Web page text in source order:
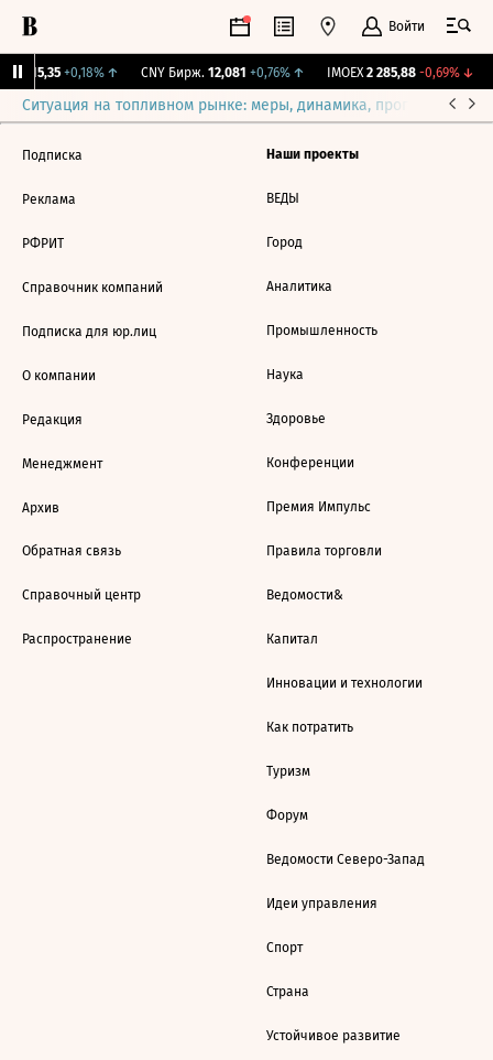
Войти
115,35 +0,18%↑ CNY Бирж. 12,081 +0,76%↑ IMOEX 2 285,88 -0,69%↓
Ситуация на топливном рынке: меры, динамика, прогнозы
Подписка
Реклама
РФРИТ
Справочник компаний
Подписка для юр.лиц
О компании
Редакция
Менеджмент
Архив
Обратная связь
Справочный центр
Распространение
Наши проекты
ВЕДЫ
Город
Аналитика
Промышленность
Наука
Здоровье
Конференции
Премия Импульс
Правила торговли
Ведомости&
Капитал
Инновации и технологии
Как потратить
Туризм
Форум
Ведомости Северо-Запад
Идеи управления
Спорт
Страна
Устойчивое развитие